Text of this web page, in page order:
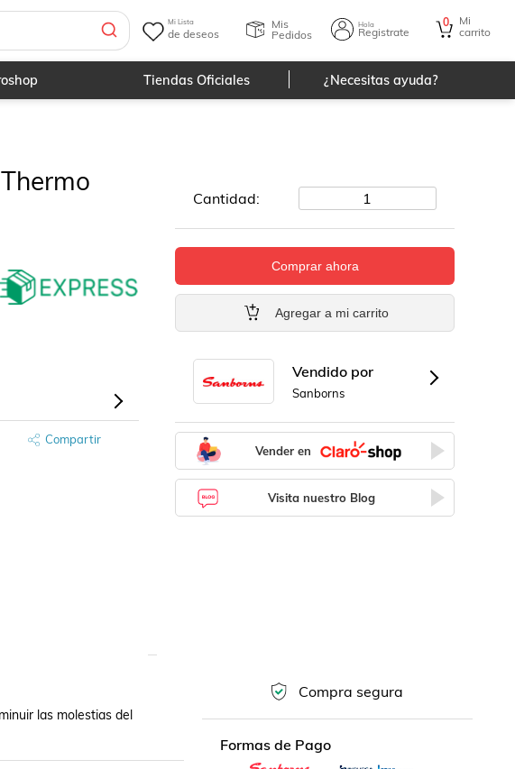
Mi Lista
de deseos
Mis
Pedidos
Hola
Registrate
0
Mi
carrito
Tiendas Oficiales ¿Necesitas ayuda?
Compartir
Cantidad: 1
Comprar ahora
Agregar a mi carrito
Vendido por
Sanborns
Vender en
Visita nuestro Blog
las molestias del
Compra segura
Formas de Pago